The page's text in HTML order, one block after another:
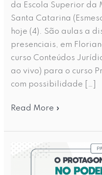
da Escola Superior da
Santa Catarina
hoje (4). São aulas a
presenciais, em
curso Conteúdos
ao vivo) para o curso
com possibilidade […]
Read More »
Corregedora-